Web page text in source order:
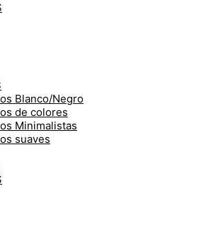
Blanco/Negro
de colores
Minimalistas
suaves